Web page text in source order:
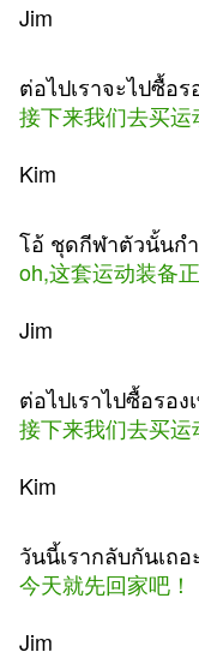
Jim
ต่อไปเราจะไปซื้อ
接下来我们去买运
Kim
โอ้ ชุดกีฬาตัวนั้นก
oh,这套运动装备正
Jim
ต่อไปเราไปซื้อรอ
接下来我们去买运
Kim
วันนี้เรากลับกันเถอ
今天就先回家吧！
Jim